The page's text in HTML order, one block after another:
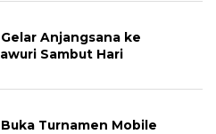
Anjangsana ke
Sambut Hari
Turnamen Mobile